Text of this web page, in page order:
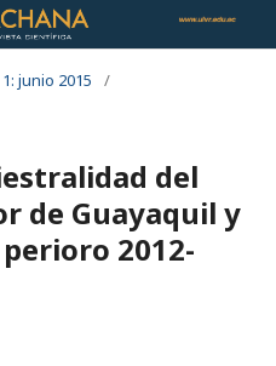
junio 2015
/
del
de Guayaquil y
2012-